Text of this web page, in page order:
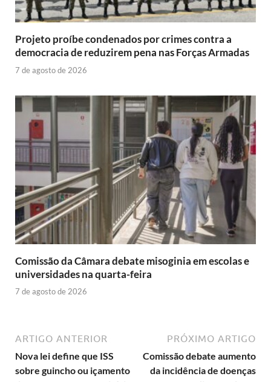
Projeto proíbe condenados por crimes contra a
democracia de reduzirem pena nas Forças Armadas
7 de agosto de 2026
Comissão da Câmara debate misoginia em escolas e
universidades na quarta-feira
7 de agosto de 2026
ARTIGO ANTERIOR
Nova lei define que ISS
sobre guincho ou içamento
PRÓXIMO ARTIGO
Comissão debate aumento
da incidência de doenças